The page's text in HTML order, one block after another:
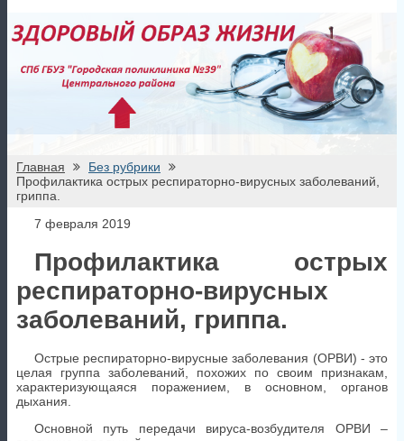
Профилактика острых респираторно-вирусных заболеваний,
гриппа.
7 февраля 2019
респираторно-вирусных
заболеваний, гриппа.
Острые респираторно-вирусные заболевания (ОРВИ) - это
целая группа заболеваний, похожих по своим признакам,
характеризующаяся поражением, в основном, органов
дыхания.
Основной путь передачи вируса-возбудителя ОРВИ –
воздушно-капельный.